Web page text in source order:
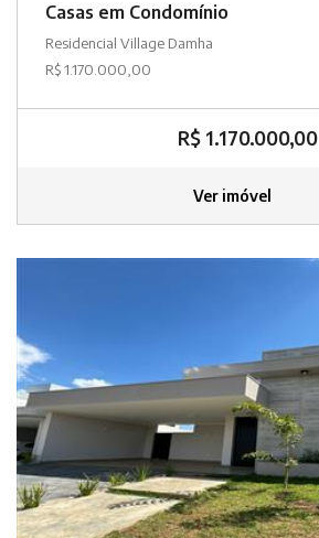
Casas em Condomínio
Residencial Village Damha
R$ 1.170.000,00
R$ 1.170.000,00
Ver imóvel